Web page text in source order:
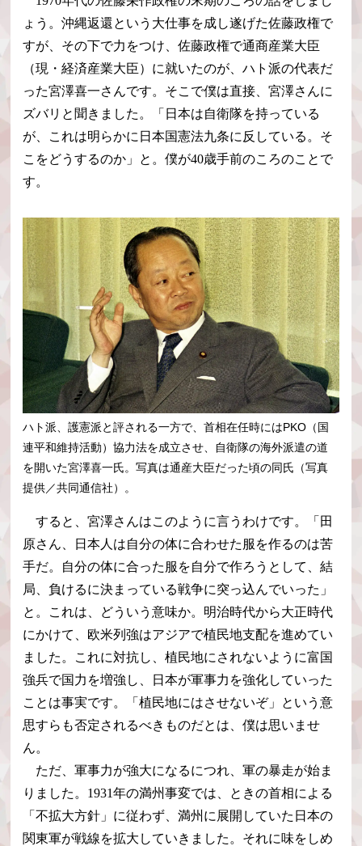
ょう。沖縄返還という大仕事を成し遂げた佐藤政権で
すが、その下で力をつけ、佐藤政権で通商産業大臣
（現・経済産業大臣）に就いたのが、ハト派の代表だ
った宮澤喜一さんです。そこで僕は直接、宮澤さんに
ズバリと聞きました。「日本は自衛隊を持っている
が、これは明らかに日本国憲法九条に反している。そ
こをどうするのか」と。僕が40歳手前のころのことで
す。
ハト派、護憲派と評される一方で、首相在任時にはPKO（国
連平和維持活動）協力法を成立させ、自衛隊の海外派遣の道
を開いた宮澤喜一氏。写真は通産大臣だった頃の同氏（写真
提供／共同通信社）。
すると、宮澤さんはこのように言うわけです。「田
原さん、日本人は自分の体に合わせた服を作るのは苦
手だ。自分の体に合った服を自分で作ろうとして、結
局、負けるに決まっている戦争に突っ込んでいった」
と。これは、どういう意味か。明治時代から大正時代
にかけて、欧米列強はアジアで植民地支配を進めてい
ました。これに対抗し、植民地にされないように富国
強兵で国力を増強し、日本が軍事力を強化していった
ことは事実です。「植民地にはさせないぞ」という意
思すらも否定されるべきものだとは、僕は思いませ
ん。
ただ、軍事力が強大になるにつれ、軍の暴走が始ま
りました。1931年の満州事変では、ときの首相による
「不拡大方針」に従わず、満州に展開していた日本の
関東軍が戦線を拡大していきました。それに味をしめ